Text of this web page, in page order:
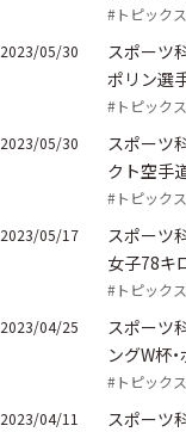
#トピックス
2023/05/30
スポーツ
ポリン選
#トピックス
2023/05/30
スポーツ
クト空手
#トピックス
2023/05/17
スポーツ
女子78キ
#トピックス
2023/04/25
スポーツ
ングW杯
#トピックス
2023/04/11
スポーツ